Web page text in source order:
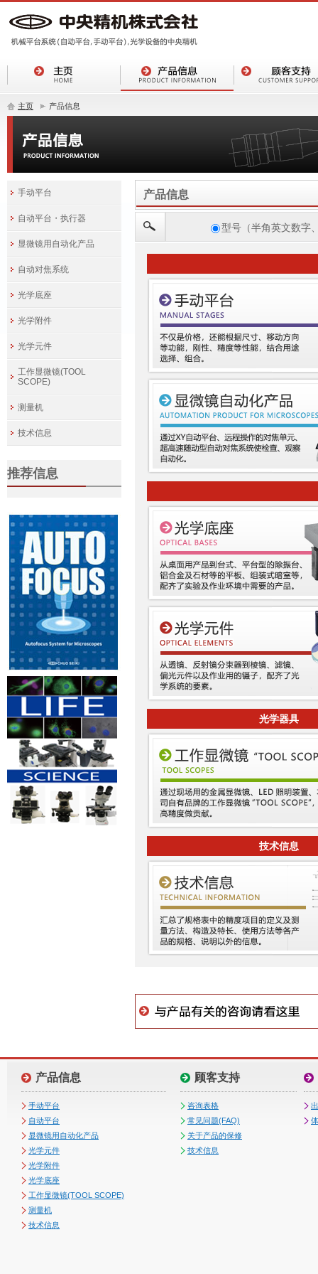
主页 产品信息
产品信息
型号（半角英文数字
光学器具
技术信息
手动平台
自动平台・执行器
显微镜用自动化产品
自动对焦系统
光学底座
光学附件
光学元件
工作显微镜(TOOL
SCOPE)
测量机
技术信息
推荐信息
产品信息
手动平台
自动平台
显微镜用自动化产品
光学元件
光学附件
光学底座
工作显微镜(TOOL SCOPE)
测量机
技术信息
顾客支持
咨询表格
常见问题(FAQ)
关于产品的保修
技术信息